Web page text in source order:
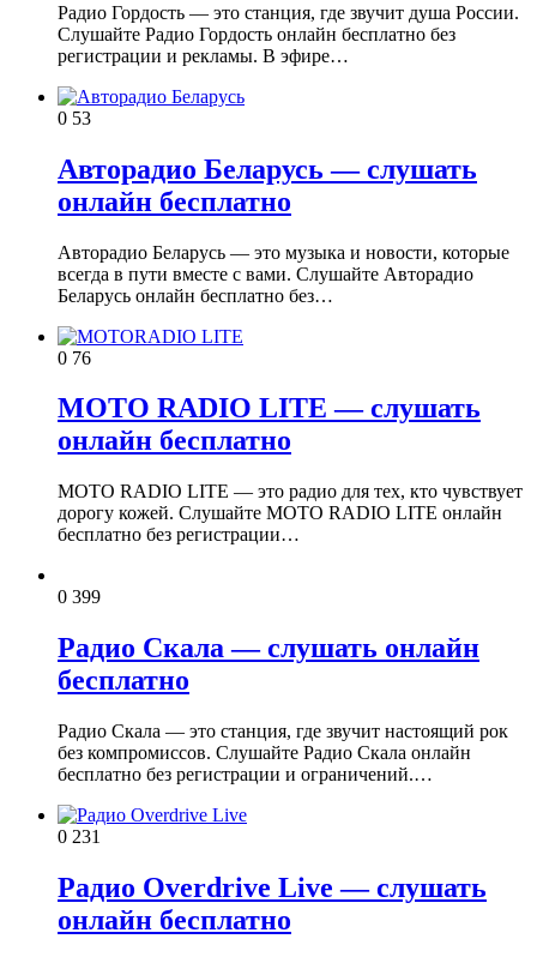
Радио Гордость — это станция, где звучит душа России.
Слушайте Радио Гордость онлайн бесплатно без
регистрации и рекламы. В эфире…
0 53
Авторадио Беларусь — слушать
онлайн бесплатно
Авторадио Беларусь — это музыка и новости, которые
всегда в пути вместе с вами. Слушайте Авторадио
Беларусь онлайн бесплатно без…
0 76
MOTO RADIO LITE — слушать
онлайн бесплатно
MOTO RADIO LITE — это радио для тех, кто чувствует
дорогу кожей. Слушайте MOTO RADIO LITE онлайн
бесплатно без регистрации…
0 399
Радио Скала — слушать онлайн
бесплатно
Радио Скала — это станция, где звучит настоящий рок
без компромиссов. Слушайте Радио Скала онлайн
бесплатно без регистрации и ограничений.…
0 231
Радио Overdrive Live — слушать
онлайн бесплатно